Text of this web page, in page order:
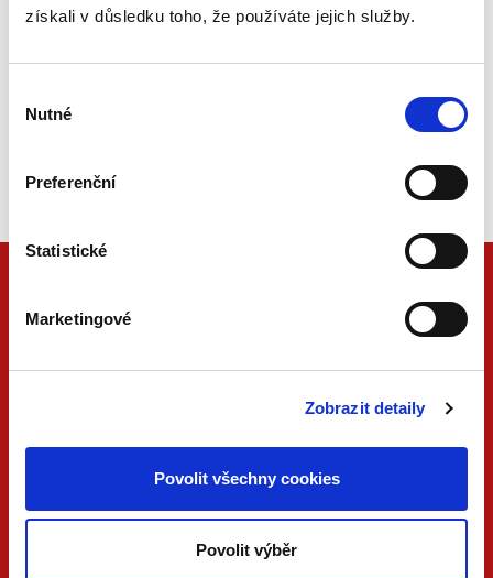
získali v důsledku toho, že používáte jejich služby.
souhlasu
Nutné
Preferenční
Statistické
Marketingové
Zobrazit detaily
Povolit všechny cookies
Povolit výběr
ONLINE
PDF